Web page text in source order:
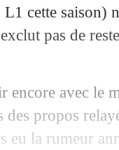
cette saison)
pas de
encore avec le
des propos
eu la rumeur
de Foden !
aux
match décisif
en Serie B